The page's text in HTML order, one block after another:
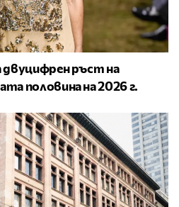
ръст на
половина на 2026 г.